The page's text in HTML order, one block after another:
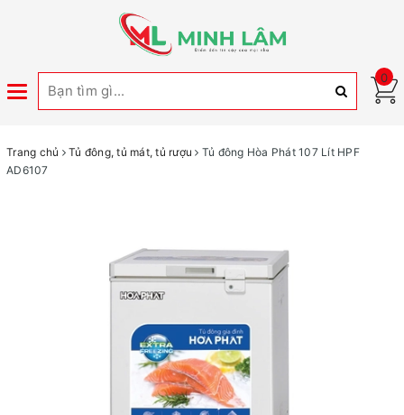
Toggle
0
Trang chủ Tủ đông, tủ mát, tủ rượu
Tủ đông Hòa Phát 107 Lít HPF
AD6107